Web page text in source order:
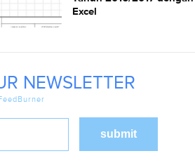
Excel
NEWSLETTER